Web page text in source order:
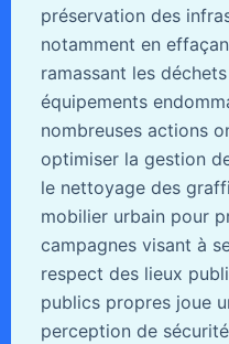
préservation des
notamment en
ramassant les
équipements
nombreuses actions
optimiser la gestion
le nettoyage des
mobilier urbain pour
campagnes visant à
respect des lieux
publics propres joue
perception de